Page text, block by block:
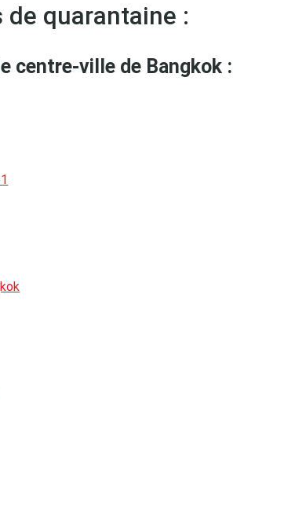
quarantaine :
centre-ville de Bangkok :